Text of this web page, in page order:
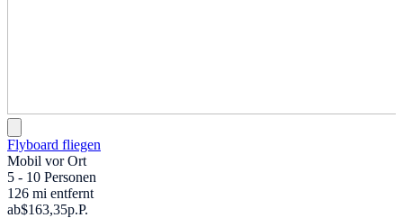
Flyboard fliegen
Mobil vor Ort
5 - 10 Personen
126 mi entfernt
ab$163,35p.P.